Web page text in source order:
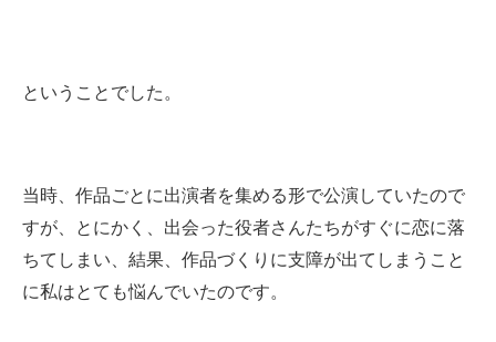
ということでした。
当時、作品ごとに出演者を集める形で公演していたので
すが、とにかく、出会った役者さんたちがすぐに恋に落
ちてしまい、結果、作品づくりに支障が出てしまうこと
に私はとても悩んでいたのです。